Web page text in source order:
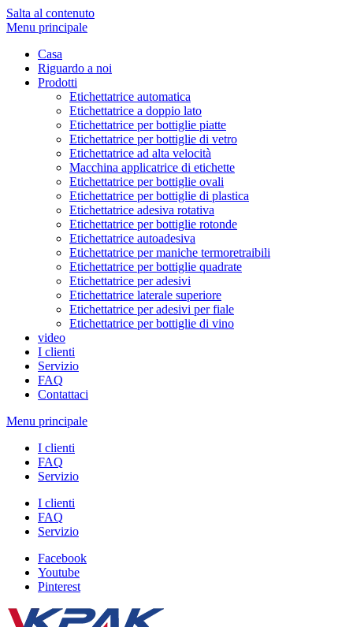
Salta al contenuto
Menu principale
Casa
Riguardo a noi
Prodotti
Etichettatrice automatica
Etichettatrice a doppio lato
Etichettatrice per bottiglie piatte
Etichettatrice per bottiglie di vetro
Etichettatrice ad alta velocità
Macchina applicatrice di etichette
Etichettatrice per bottiglie ovali
Etichettatrice per bottiglie di plastica
Etichettatrice adesiva rotativa
Etichettatrice per bottiglie rotonde
Etichettatrice autoadesiva
Etichettatrice per maniche termoretraibili
Etichettatrice per bottiglie quadrate
Etichettatrice per adesivi
Etichettatrice laterale superiore
Etichettatrice per adesivi per fiale
Etichettatrice per bottiglie di vino
video
I clienti
Servizio
FAQ
Contattaci
Menu principale
I clienti
FAQ
Servizio
I clienti
FAQ
Servizio
Facebook
Youtube
Pinterest